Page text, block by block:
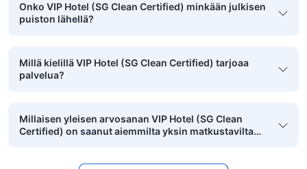
Onko VIP Hotel (SG Clean Certified) minkään julkisen
puiston lähellä?
Millä kielillä VIP Hotel (SG Clean Certified) tarjoaa
palvelua?
Millaisen yleisen arvosanan VIP Hotel (SG Clean
Certified) on saanut aiemmilta yksin matkustavilta